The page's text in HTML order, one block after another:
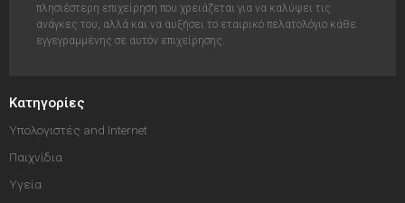
πλησιέστερη επιχείρηση που χρειάζεται για να καλύψει τις
ανάγκες του, αλλά και να αυξήσει το εταιρικό πελατολόγιο κάθε
εγγεγραμμένης σε αυτόν επιχείρησης.
Κατηγορίες
Υπολογιστές and Internet
Παιχνίδια
Υγεία